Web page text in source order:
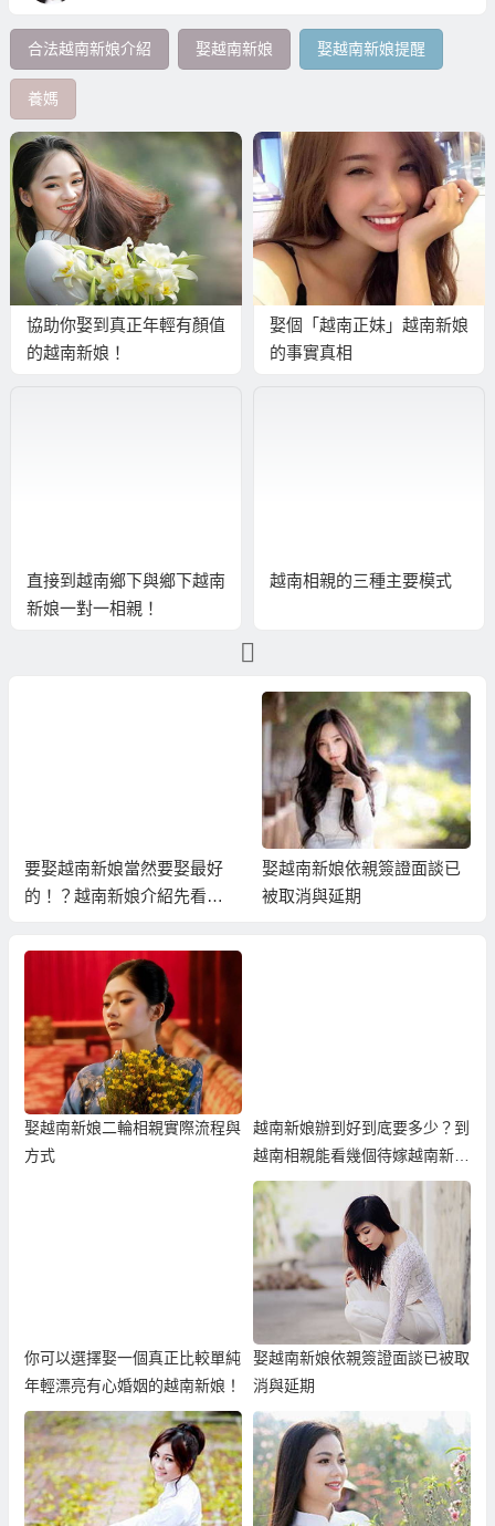
合法越南新娘介紹 娶越南新娘 娶越南新娘提醒
養媽
協助你娶到真正年輕有顏值
的越南新娘！
娶個「越南正妹」越南新娘
的事實真相
直接到越南鄉下與鄉下越南
新娘一對一相親！
越南相親的三種主要模式
要娶越南新娘當然要娶最好
的！？越南新娘介紹先看真
娶越南新娘依親簽證面談已
被取消與延期
娶越南新娘二輪相親實際流程與
方式
越南新娘辦到好到底要多少？到
越南相親能看幾個待嫁越南新娘
佳麗？
你可以選擇娶一個真正比較單純
年輕漂亮有心婚姻的越南新娘！
娶越南新娘依親簽證面談已被取
消與延期